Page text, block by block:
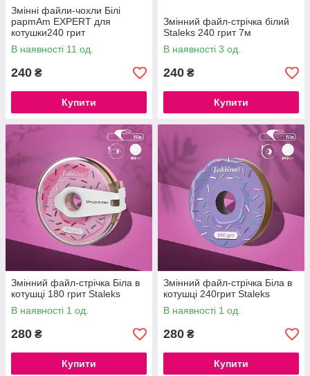
Змінні файли-чохли Білі
papmAm EXPERT для
котушки240 грит
В наявності 11 од.
240 ₴
Купити
Змінний файл-стрічка білий
Staleks 240 грит 7м
В наявності 3 од.
240 ₴
Купити
Змінний файл-стрічка Біла в
котушці 180 грит Staleks
В наявності 1 од.
280 ₴
Купити
Змінний файл-стрічка Біла в
котушці 240грит Staleks
В наявності 1 од.
280 ₴
Купити